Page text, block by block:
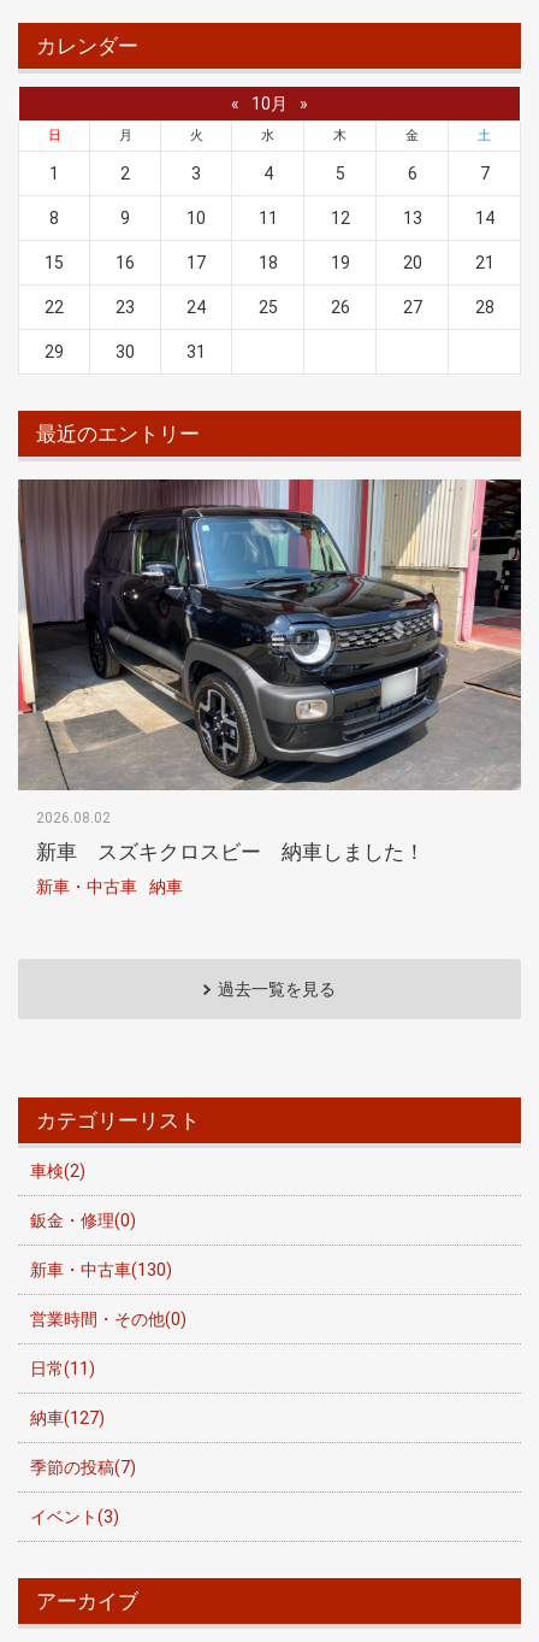
カレンダー
« 10月 »
日 月 火 水 木 金 土
1 2 3 4 5 6 7
8 9 10 11 12 13 14
15 16 17 18 19 20 21
22 23 24 25 26 27 28
29 30 31
最近のエントリー
新車 スズキクロスビー 納車しました！
2026.08.02
新車・中古車 納車
過去一覧を見る
カテゴリーリスト
車検(2)
鈑金・修理(0)
新車・中古車(130)
営業時間・その他(0)
日常(11)
納車(127)
季節の投稿(7)
イベント(3)
アーカイブ